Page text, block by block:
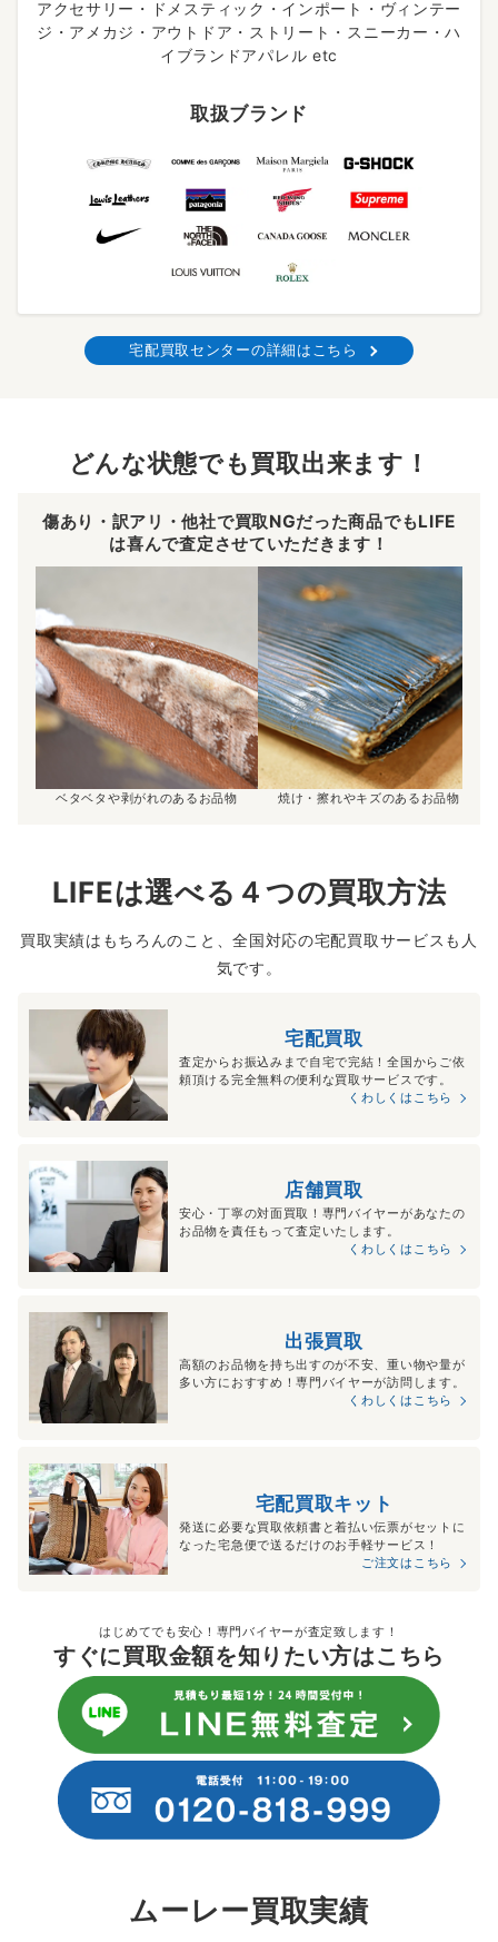
アクセサリー・ドメスティック・インポート・ヴィンテー
ジ・アメカジ・アウトドア・ストリート・スニーカー・ハ
イブランドアパレル etc
取扱ブランド
宅配買取センターの詳細はこちら
どんな状態でも買取出来ます！
傷あり・訳アリ・他社で買取NGだった商品でもLIFE
は喜んで査定させていただきます！
ベタベタや剥がれのあるお品物 焼け・擦れやキズのあるお品物
LIFEは選べる４つの買取方法
買取実績はもちろんのこと、全国対応の宅配買取サービスも人
気です。
宅配買取
査定からお振込みまで自宅で完結！全国からご依
頼頂ける完全無料の便利な買取サービスです。
くわしくはこちら
店舗買取
安心・丁寧の対面買取！専門バイヤーがあなたの
お品物を責任もって査定いたします。
くわしくはこちら
出張買取
高額のお品物を持ち出すのが不安、重い物や量が
多い方におすすめ！専門バイヤーが訪問します。
くわしくはこちら
宅配買取キット
発送に必要な買取依頼書と着払い伝票がセットに
なった宅急便で送るだけのお手軽サービス！
ご注文はこちら
はじめてでも安心！専門バイヤーが査定致します！
すぐに買取金額を知りたい方はこちら
ムーレー買取実績